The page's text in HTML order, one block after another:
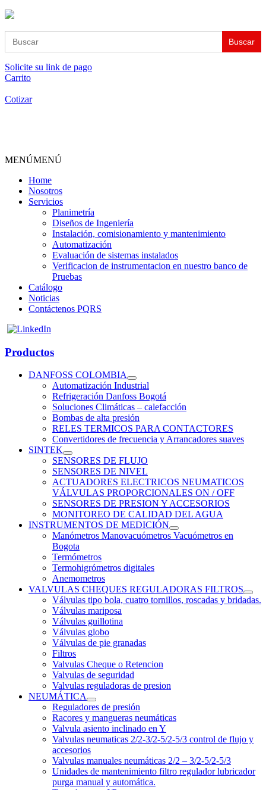
Buscar:
Solicite su link de pago
Carrito
Cotizar
MENÚMENÚ
Home
Nosotros
Servicios
Planimetría
Diseños de Ingeniería
Instalación, comisionamiento y mantenimiento
Automatización
Evaluación de sistemas instalados
Verificacion de instrumentacion en nuestro banco de
Pruebas
Catálogo
Noticias
Contáctenos PQRS
Productos
DANFOSS COLOMBIA
Automatización Industrial
Refrigeración Danfoss Bogotá
Soluciones Climáticas – calefacción
Bombas de alta presión
RELES TERMICOS PARA CONTACTORES
Convertidores de frecuencia y Arrancadores suaves
SINTEK
SENSORES DE FLUJO
SENSORES DE NIVEL
ACTUADORES ELECTRICOS NEUMATICOS
VÁLVULAS PROPORCIONALES ON / OFF
SENSORES DE PRESION Y ACCESORIOS
MONITOREO DE CALIDAD DEL AGUA
INSTRUMENTOS DE MEDICIÓN
Manómetros Manovacuómetros Vacuómetros en
Bogota
Termómetros
Termohigrómetros digitales
Anemometros
VALVULAS CHEQUES REGULADORAS FILTROS
Válvulas tipo bola, cuatro tornillos, roscadas y bridadas.
Válvulas mariposa
Válvulas guillotina
Válvulas globo
Válvulas de pie granadas
Filtros
Valvulas Cheque o Retencion
Valvulas de seguridad
Valvulas reguladoras de presion
NEUMÁTICA
Reguladores de presión
Racores y mangueras neumáticas
Valvula asiento inclinado en Y
Valvulas neumaticas 2/2-3/2-5/2-5/3 control de flujo y
accesorios
Valvulas manuales neumáticas 2/2 – 3/2-5/2-5/3
Unidades de mantenimiento filtro regulador lubricador
purga manual y automática.